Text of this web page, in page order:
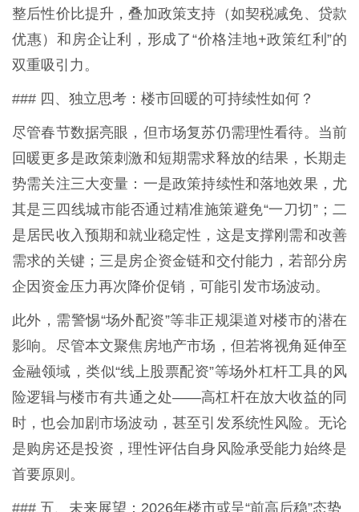
整后性价比提升，叠加政策支持（如契税减免、贷款
优惠）和房企让利，形成了“价格洼地+政策红利”的
双重吸引力。
### 四、独立思考：楼市回暖的可持续性如何？
尽管春节数据亮眼，但市场复苏仍需理性看待。当前
回暖更多是政策刺激和短期需求释放的结果，长期走
势需关注三大变量：一是政策持续性和落地效果，尤
其是三四线城市能否通过精准施策避免“一刀切”；二
是居民收入预期和就业稳定性，这是支撑刚需和改善
需求的关键；三是房企资金链和交付能力，若部分房
企因资金压力再次降价促销，可能引发市场波动。
此外，需警惕“场外配资”等非正规渠道对楼市的潜在
影响。尽管本文聚焦房地产市场，但若将视角延伸至
金融领域，类似“线上股票配资”等场外杠杆工具的风
险逻辑与楼市有共通之处——高杠杆在放大收益的同
时，也会加剧市场波动，甚至引发系统性风险。无论
是购房还是投资，理性评估自身风险承受能力始终是
首要原则。
### 五、未来展望：2026年楼市或呈“前高后稳”态势